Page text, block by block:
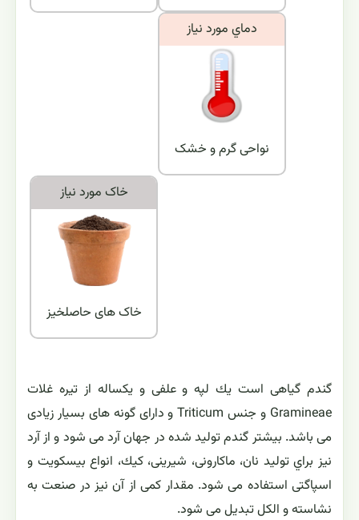
دماي مورد نياز
نواحی گرم و خشک
خاک مورد نياز
خاک های حاصلخیز
گندم گياهی است يك لپه و علفی و يكساله از تيره غلات
Gramineae و جنس Triticum و دارای گونه های بسيار زيادی
می باشد. بيشتر گندم توليد شده در جهان آرد می شود و از آرد
نيز براي توليد نان، ماكارونی، شيرينی، كيك، انواع بيسكويت و
اسپاگتی استفاده می شود. مقدار كمی از آن نيز در صنعت به
نشاسته و الكل تبديل می شود.